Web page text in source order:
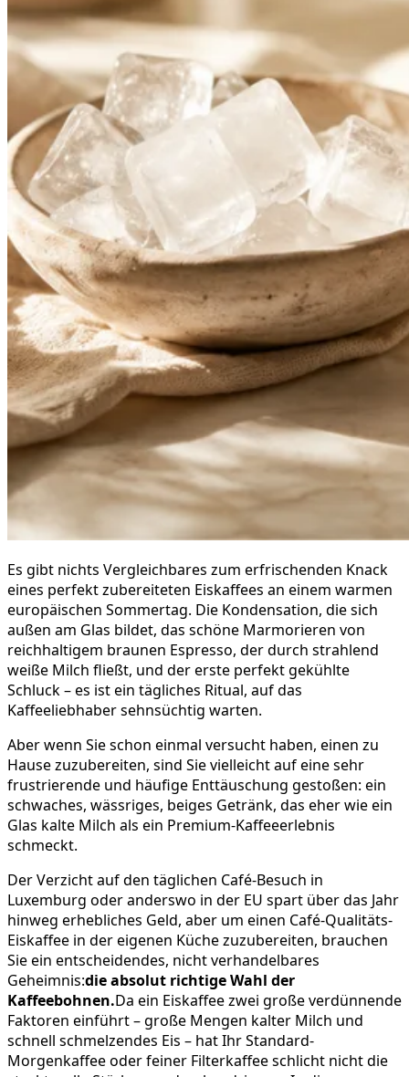
Es gibt nichts Vergleichbares zum erfrischenden Knack
eines perfekt zubereiteten Eiskaffees an einem warmen
europäischen Sommertag. Die Kondensation, die sich
außen am Glas bildet, das schöne Marmorieren von
reichhaltigem braunen Espresso, der durch strahlend
weiße Milch fließt, und der erste perfekt gekühlte
Schluck – es ist ein tägliches Ritual, auf das
Kaffeeliebhaber sehnsüchtig warten.
Aber wenn Sie schon einmal versucht haben, einen zu
Hause zuzubereiten, sind Sie vielleicht auf eine sehr
frustrierende und häufige Enttäuschung gestoßen: ein
schwaches, wässriges, beiges Getränk, das eher wie ein
Glas kalte Milch als ein Premium-Kaffeeerlebnis
schmeckt.
Der Verzicht auf den täglichen Café-Besuch in
Luxemburg oder anderswo in der EU spart über das Jahr
hinweg erhebliches Geld, aber um einen Café-Qualitäts-
Eiskaffee in der eigenen Küche zuzubereiten, brauchen
Sie ein entscheidendes, nicht verhandelbares
Geheimnis:die absolut richtige Wahl der
Kaffeebohnen.Da ein Eiskaffee zwei große verdünnende
Faktoren einführt – große Mengen kalter Milch und
schnell schmelzendes Eis – hat Ihr Standard-
Morgenkaffee oder feiner Filterkaffee schlicht nicht die